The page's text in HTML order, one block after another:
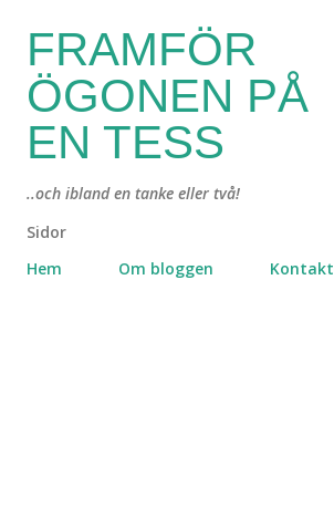
Fortsätt till huvudinnehåll
FRAMFÖR
ÖGONEN PÅ
EN TESS
..och ibland en tanke eller två!
Sidor
Hem
Om bloggen Kontakt